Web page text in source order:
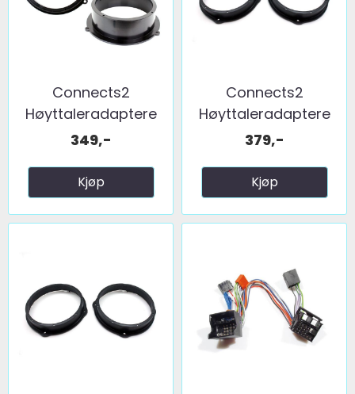
Connects2
Høyttaleradaptere
(165mm) ...
349,-
Kjøp
Connects2
Høyttaleradaptere
(200mm) ...
379,-
Kjøp